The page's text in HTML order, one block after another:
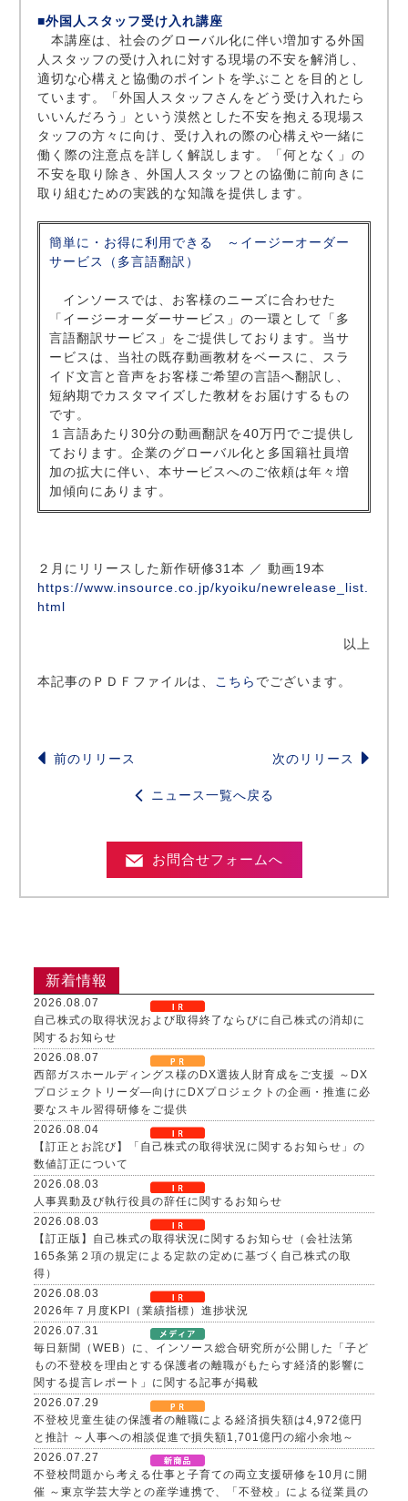
■外国人スタッフ受け入れ講座
本講座は、社会のグローバル化に伴い増加する外国
人スタッフの受け入れに対する現場の不安を解消し、
適切な心構えと協働のポイントを学ぶことを目的とし
ています。「外国人スタッフさんをどう受け入れたら
いいんだろう」という漠然とした不安を抱える現場ス
タッフの方々に向け、受け入れの際の心構えや一緒に
働く際の注意点を詳しく解説します。「何となく」の
不安を取り除き、外国人スタッフとの協働に前向きに
取り組むための実践的な知識を提供します。
簡単に・お得に利用できる ～イージーオーダー
サービス（多言語翻訳）
インソースでは、お客様のニーズに合わせた
「イージーオーダーサービス」の一環として「多
言語翻訳サービス」をご提供しております。当サ
ービスは、当社の既存動画教材をベースに、スラ
イド文言と音声をお客様ご希望の言語へ翻訳し、
短納期でカスタマイズした教材をお届けするもの
です。
１言語あたり30分の動画翻訳を40万円でご提供し
ております。企業のグローバル化と多国籍社員増
加の拡大に伴い、本サービスへのご依頼は年々増
加傾向にあります。
２月にリリースした新作研修31本 ／ 動画19本
https://www.insource.co.jp/kyoiku/newrelease_list.
html
以上
本記事のＰＤＦファイルは、 こちら でございます。
前のリリース 次のリリース
ニュース一覧へ戻る
お問合せフォームへ
新着情報
2026.08.07
自己株式の取得状況および取得終了ならびに自己株式の消却に
関するお知らせ
2026.08.07
西部ガスホールディングス様のDX選抜人財育成をご支援 ～DX
プロジェクトリーダ―向けにDXプロジェクトの企画・推進に必
要なスキル習得研修をご提供
2026.08.04
【訂正とお詫び】「自己株式の取得状況に関するお知らせ」の
数値訂正について
2026.08.03
人事異動及び執行役員の辞任に関するお知らせ
2026.08.03
【訂正版】自己株式の取得状況に関するお知らせ（会社法第
165条第２項の規定による定款の定めに基づく自己株式の取
得）
2026.08.03
2026年７月度KPI（業績指標）進捗状況
2026.07.31
毎日新聞（WEB）に、インソース総合研究所が公開した「子ど
もの不登校を理由とする保護者の離職がもたらす経済的影響に
関する提言レポート」に関する記事が掲載
2026.07.29
不登校児童生徒の保護者の離職による経済損失額は4,972億円
と推計 ～人事への相談促進で損失額1,701億円の縮小余地～
2026.07.27
不登校問題から考える仕事と子育ての両立支援研修を10月に開
催 ～東京学芸大学との産学連携で、「不登校」による従業員の